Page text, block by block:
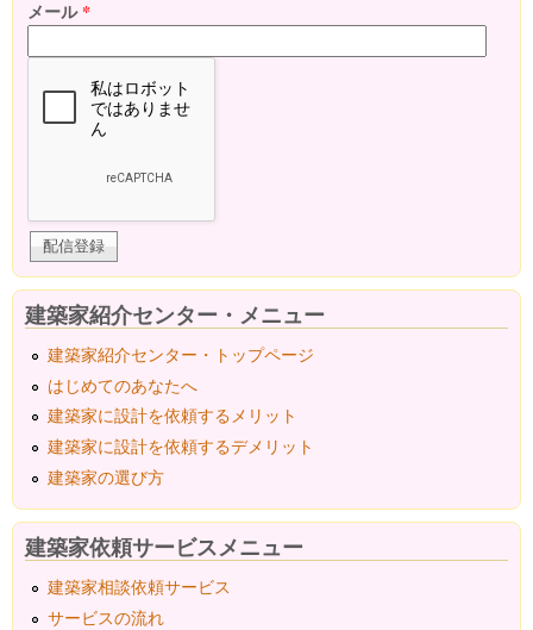
メール*
建築家紹介センター・メニュー
建築家紹介センター・トップページ
はじめてのあなたへ
建築家に設計を依頼するメリット
建築家に設計を依頼するデメリット
建築家の選び方
建築家依頼サービスメニュー
建築家相談依頼サービス
サービスの流れ